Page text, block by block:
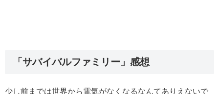
「サバイバルファミリー」感想
少し前までは世界から電気がなくなるなんてありえないで